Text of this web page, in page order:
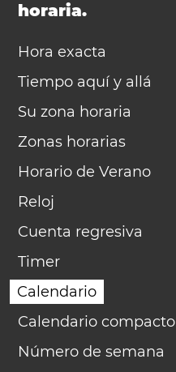
horaria.
Hora exacta
Tiempo aquí y allá
Su zona horaria
Zonas horarias
Horario de Verano
Reloj
Cuenta regresiva
Timer
Calendario
Calendario compacto
Número de semana